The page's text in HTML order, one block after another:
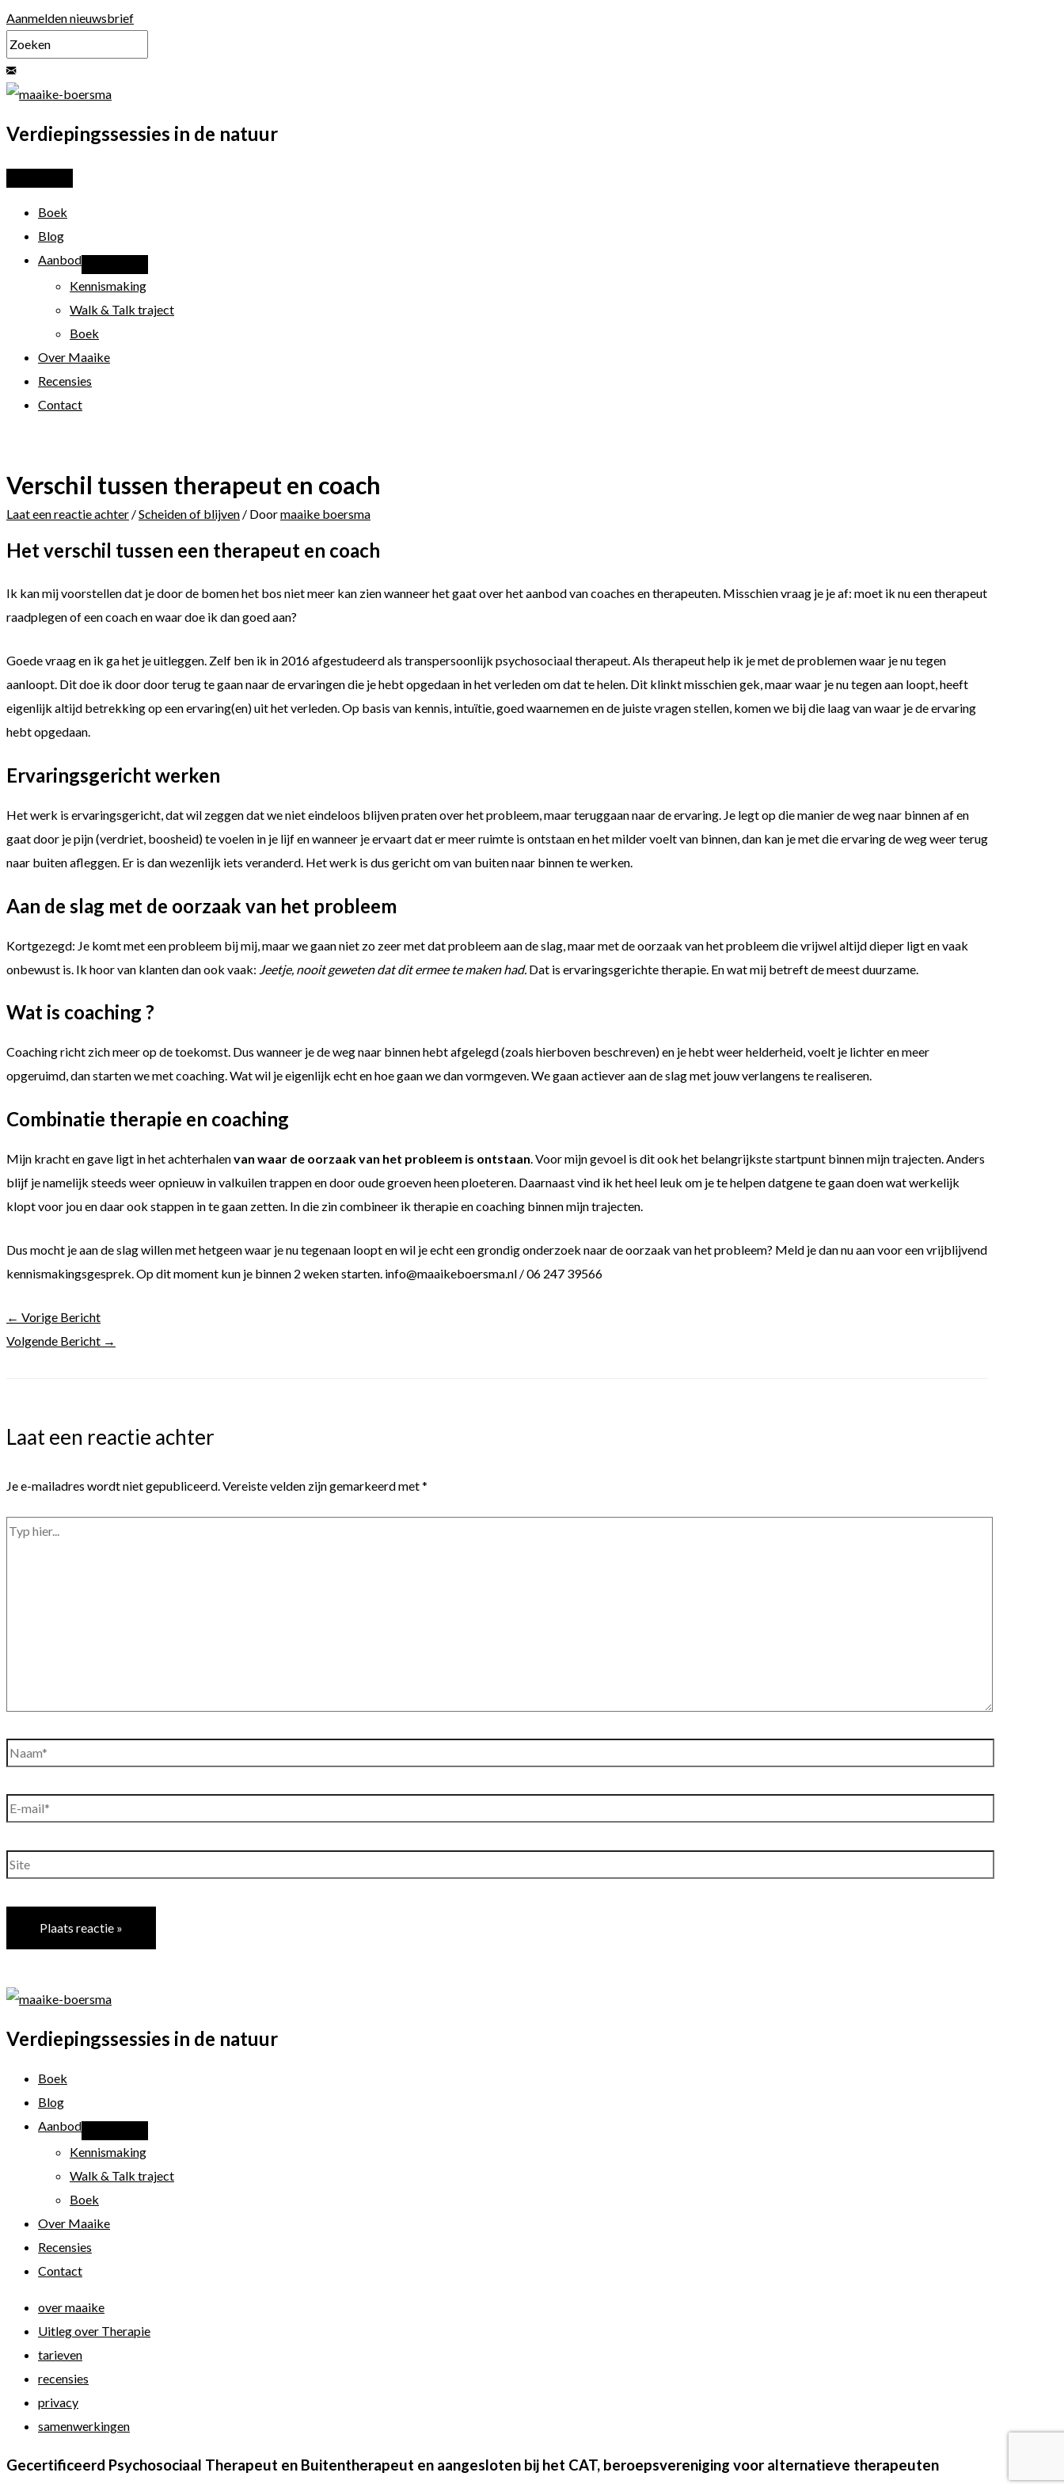
Ga
naar
de
inhoud
Aanmelden nieuwsbrief
Verdiepingssessies in de natuur
Boek
Blog
Aanbod
Kennismaking
Walk & Talk traject
Boek
Over Maaike
Recensies
Contact
Verschil tussen therapeut en coach
Laat een reactie achter /Scheiden of blijven / Doormaaike boersma
Het verschil tussen een therapeut en coach
Ik kan mij voorstellen dat je door de bomen het bos niet meer kan zien wanneer het gaat over het aanbod van coaches en therapeuten. Misschien vraag je je af: moet ik nu een therapeut
raadplegen of een coach en waar doe ik dan goed aan?
Goede vraag en ik ga het je uitleggen. Zelf ben ik in 2016 afgestudeerd als transpersoonlijk psychosociaal therapeut. Als therapeut help ik je met de problemen waar je nu tegen
aanloopt. Dit doe ik door door terug te gaan naar de ervaringen die je hebt opgedaan in het verleden om dat te helen. Dit klinkt misschien gek, maar waar je nu tegen aan loopt, heeft
eigenlijk altijd betrekking op een ervaring(en) uit het verleden. Op basis van kennis, intuïtie, goed waarnemen en de juiste vragen stellen, komen we bij die laag van waar je de ervaring
hebt opgedaan.
Ervaringsgericht werken
Het werk is ervaringsgericht, dat wil zeggen dat we niet eindeloos blijven praten over het probleem, maar teruggaan naar de ervaring. Je legt op die manier de weg naar binnen af en
gaat door je pijn (verdriet, boosheid) te voelen in je lijf en wanneer je ervaart dat er meer ruimte is ontstaan en het milder voelt van binnen, dan kan je met die ervaring de weg weer terug
naar buiten afleggen. Er is dan wezenlijk iets veranderd. Het werk is dus gericht om van buiten naar binnen te werken.
Aan de slag met de oorzaak van het probleem
Kortgezegd: Je komt met een probleem bij mij, maar we gaan niet zo zeer met dat probleem aan de slag, maar met de oorzaak van het probleem die vrijwel altijd dieper ligt en vaak
onbewust is. Ik hoor van klanten dan ook vaak: Jeetje, nooit geweten dat dit ermee te maken had. Dat is ervaringsgerichte therapie. En wat mij betreft de meest duurzame.
Wat is coaching ?
Coaching richt zich meer op de toekomst. Dus wanneer je de weg naar binnen hebt afgelegd (zoals hierboven beschreven) en je hebt weer helderheid, voelt je lichter en meer
opgeruimd, dan starten we met coaching. Wat wil je eigenlijk echt en hoe gaan we dan vormgeven. We gaan actiever aan de slag met jouw verlangens te realiseren.
Combinatie therapie en coaching
Mijn kracht en gave ligt in het achterhalenvan waar de oorzaak van het probleem is ontstaan. Voor mijn gevoel is dit ook het belangrijkste startpunt binnen mijn trajecten. Anders
blijf je namelijk steeds weer opnieuw in valkuilen trappen en door oude groeven heen ploeteren. Daarnaast vind ik het heel leuk om je te helpen datgene te gaan doen wat werkelijk
klopt voor jou en daar ook stappen in te gaan zetten. In die zin combineer ik therapie en coaching binnen mijn trajecten.
Dus mocht je aan de slag willen met hetgeen waar je nu tegenaan loopt en wil je echt een grondig onderzoek naar de oorzaak van het probleem? Meld je dan nu aan voor een vrijblijvend
kennismakingsgesprek. Op dit moment kun je binnen 2 weken starten. info@maaikeboersma.nl / 06 247 39566
← Vorige Bericht
Volgende Bericht →
Laat een reactie achter
Je e-mailadres wordt niet gepubliceerd. Vereiste velden zijn gemarkeerd met*
Typ
Naam*
E-
Site
Verdiepingssessies in de natuur
Boek
Blog
Aanbod
Kennismaking
Walk & Talk traject
Boek
Over Maaike
Recensies
Contact
over maaike
Uitleg over Therapie
tarieven
recensies
privacy
samenwerkingen
Gecertificeerd Psychosociaal Therapeut en Buitentherapeut en aangesloten bij het CAT, beroepsvereniging voor alternatieve therapeuten